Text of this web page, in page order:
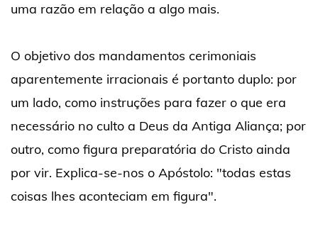
uma razão em relação a algo mais.
O objetivo dos mandamentos cerimoniais
aparentemente irracionais é portanto duplo: por
um lado, como instruções para fazer o que era
necessário no culto a Deus da Antiga Aliança; por
outro, como figura preparatória do Cristo ainda
por vir. Explica-se-nos o Apóstolo: "todas estas
coisas lhes aconteciam em figura".